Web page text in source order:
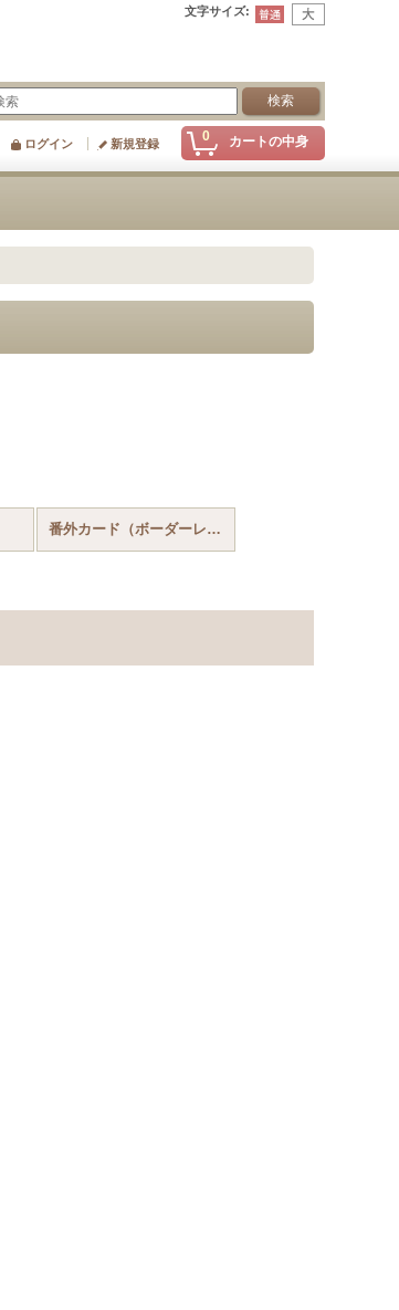
文字サイズ:
0 カートの中身
ログイン 新規登録
番外カード（ボーダーレス等）